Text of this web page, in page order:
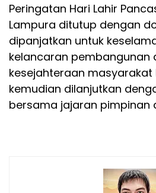
Peringatan Hari Lahir
Lampura ditutup dengan
dipanjatkan untuk
kelancaran pembangunan
kesejahteraan masyarakat
kemudian dilanjutkan
bersama jajaran pimpinan